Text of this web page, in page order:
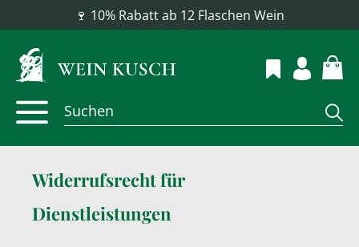
📦 Versandkostenfrei ab 100 €
Widerrufsrecht für
Dienstleistungen